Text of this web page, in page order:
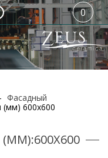
0
- Фасадный
(мм) 600х600